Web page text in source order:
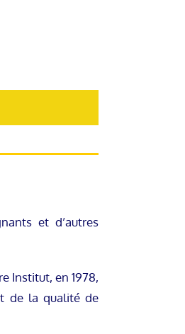
et d’autres
Institut, en 1978,
de la qualité de